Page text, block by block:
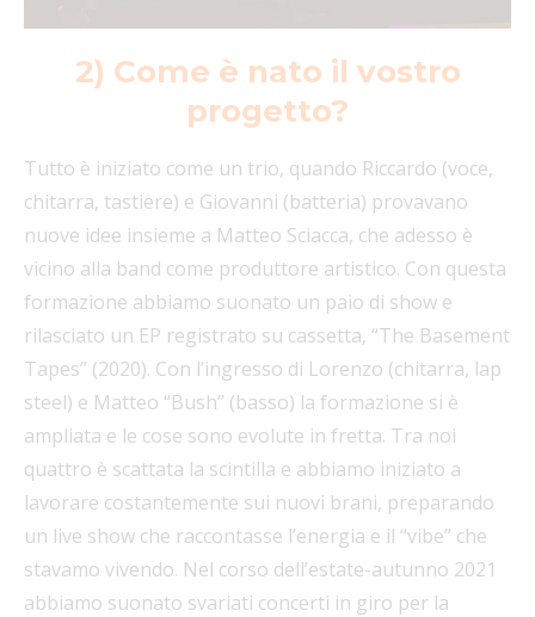
2) Come è nato il vostro
progetto?
Tutto è iniziato come un trio, quando Riccardo (voce,
chitarra, tastiere) e Giovanni (batteria) provavano
nuove idee insieme a Matteo Sciacca, che adesso è
vicino alla band come produttore artistico. Con questa
formazione abbiamo suonato un paio di show e
rilasciato un EP registrato su cassetta, “The Basement
Tapes” (2020). Con l’ingresso di Lorenzo (chitarra, lap
steel) e Matteo “Bush” (basso) la formazione si è
ampliata e le cose sono evolute in fretta. Tra noi
quattro è scattata la scintilla e abbiamo iniziato a
lavorare costantemente sui nuovi brani, preparando
un live show che raccontasse l’energia e il “vibe” che
stavamo vivendo. Nel corso dell’estate-autunno 2021
abbiamo suonato svariati concerti in giro per la